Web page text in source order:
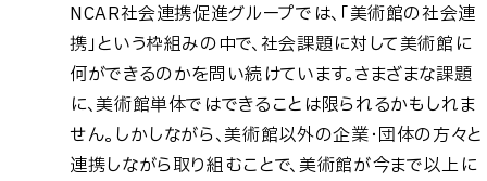
NCAR社会連携促進グループでは、「美術館の社会連
携」という枠組みの中で、社会課題に対して美術館に
何ができるのかを問い続けています。さまざまな課題
に、美術館単体ではできることは限られるかもしれま
せん。しかしながら、美術館以外の企業・団体の方々と
連携しながら取り組むことで、美術館が今まで以上に